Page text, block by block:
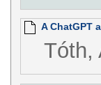
A ChatGPT
Tóth,